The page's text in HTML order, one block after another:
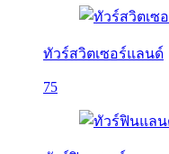
ทัวร์สวิตเซอร์แลนด์
75